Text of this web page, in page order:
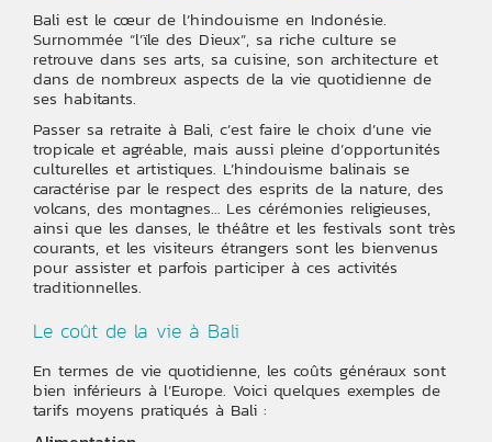
Bali est le cœur de l’hindouisme en Indonésie.
Surnommée “l’ïle des Dieux”, sa riche culture se
retrouve dans ses arts, sa cuisine, son architecture et
dans de nombreux aspects de la vie quotidienne de
ses habitants.
Passer sa retraite à Bali, c’est faire le choix d’une vie
tropicale et agréable, mais aussi pleine d’opportunités
culturelles et artistiques. L’hindouisme balinais se
caractérise par le respect des esprits de la nature, des
volcans, des montagnes… Les cérémonies religieuses,
ainsi que les danses, le théâtre et les festivals sont très
courants, et les visiteurs étrangers sont les bienvenus
pour assister et parfois participer à ces activités
traditionnelles.
Le coût de la vie à Bali
En termes de vie quotidienne, les coûts généraux sont
bien inférieurs à l’Europe. Voici quelques exemples de
tarifs moyens pratiqués à Bali :